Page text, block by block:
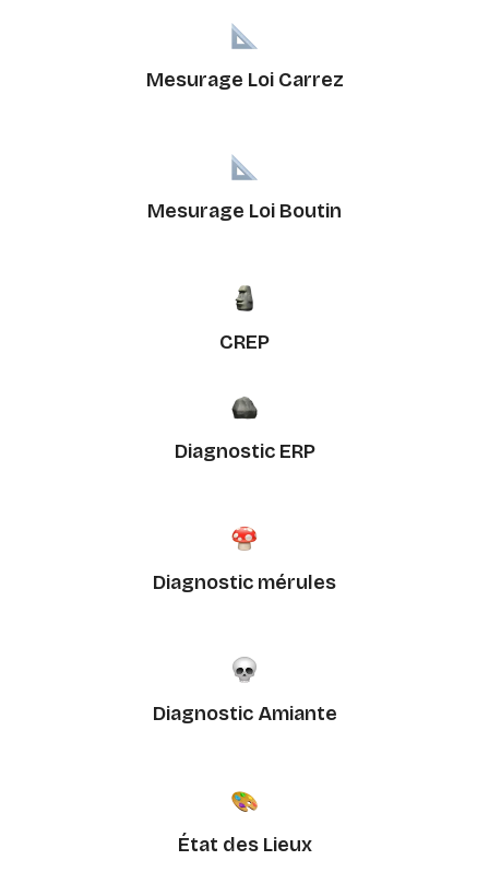
Mesurage Loi Carrez
Mesurage Loi Boutin
CREP
Diagnostic ERP
Diagnostic mérules
Diagnostic Amiante
État des Lieux